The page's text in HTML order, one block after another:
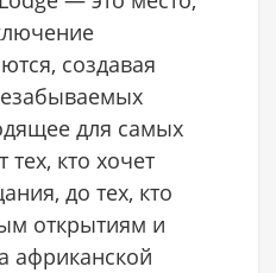
создавая
для самых
тех, кто хочет
до тех, кто
открытиям и
африканской